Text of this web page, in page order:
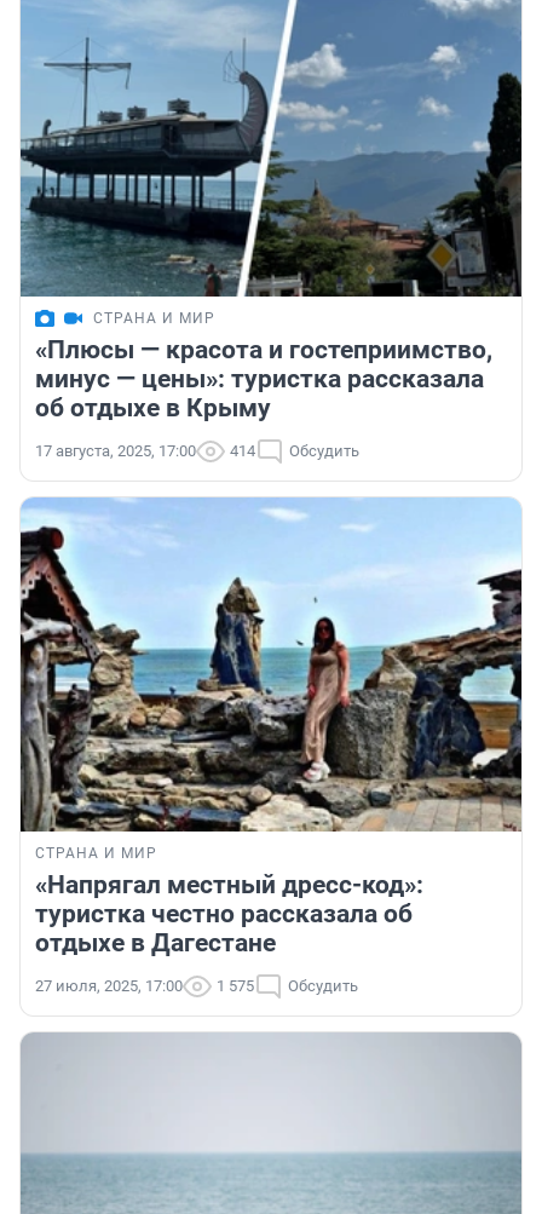
СТРАНА И МИР
«Плюсы — красота и гостеприимство,
минус — цены»: туристка рассказала
об отдыхе в Крыму
17 августа, 2025, 17:00 414 Обсудить
СТРАНА И МИР
«Напрягал местный дресс-код»:
туристка честно рассказала об
отдыхе в Дагестане
27 июля, 2025, 17:00 1 575 Обсудить